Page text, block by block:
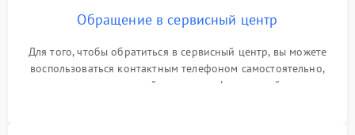
Обращение в сервисный центр
Для того, чтобы обратиться в сервисный центр, вы можете
воспользоваться контактным телефоном самостоятельно,
или оставить свой номер телефона на сайте